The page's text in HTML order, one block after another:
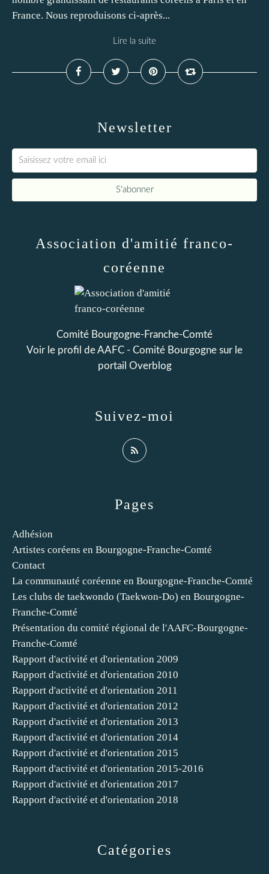
France. Nous reproduisons ci-après...
Lire la suite
Newsletter
Catégories
Pages
Adhésion
Artistes coréens en Bourgogne-Franche-Comté
Contact
La communauté coréenne en Bourgogne-Franche-Comté
Les clubs de taekwondo (Taekwon-Do) en Bourgogne-
Franche-Comté
Présentation du comité régional de l'AAFC-Bourgogne-
Franche-Comté
Rapport d'activité et d'orientation 2009
Rapport d'activité et d'orientation 2010
Rapport d'activité et d'orientation 2011
Rapport d'activité et d'orientation 2012
Rapport d'activité et d'orientation 2013
Rapport d'activité et d'orientation 2014
Rapport d'activité et d'orientation 2015
Rapport d'activité et d'orientation 2015-2016
Rapport d'activité et d'orientation 2017
Rapport d'activité et d'orientation 2018
Association d'amitié franco-
coréenne
Comité Bourgogne-Franche-Comté
Voir le profil deAAFC - Comité Bourgogne sur le
portail Overblog
Suivez-moi